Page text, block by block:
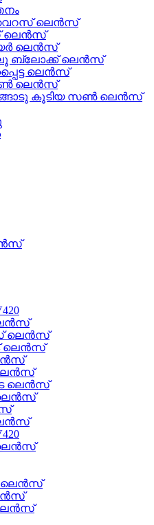
ലെൻസ്
ലെൻസ്
ലെൻസ്
ലെൻസ്
ലെൻസ്
ലെൻസ്
കൂടിയ സൺ ലെൻസ്
ലെൻസ്
ലെൻസ്
ലെൻസ്
ലെൻസ്